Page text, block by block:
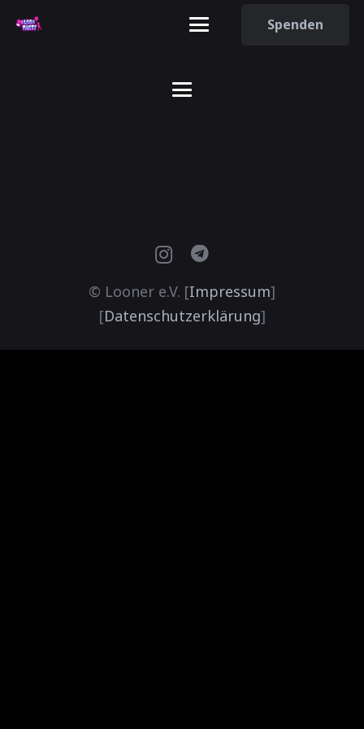
Spenden
© Looner e.V. [Impressum]
[Datenschutzerklärung]